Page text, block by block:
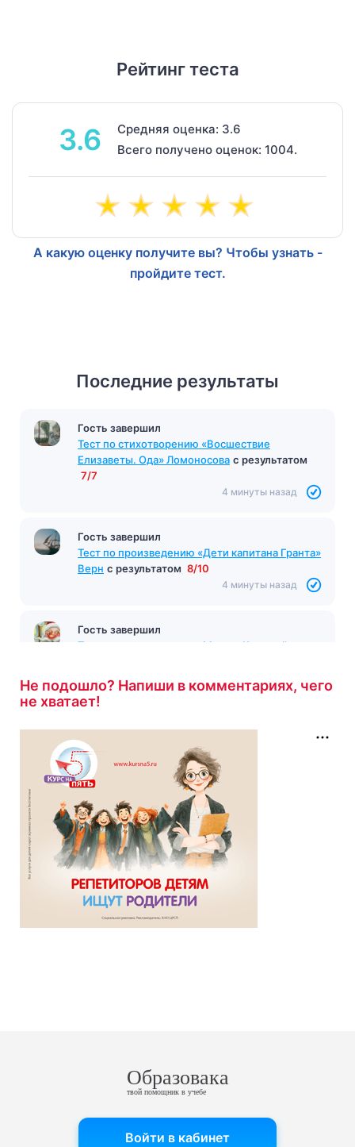
Рейтинг теста
3.6
Средняя оценка: 3.6
Всего получено оценок: 1004.
А какую оценку получите вы? Чтобы узнать -
пройдите тест.
Последние результаты
Гость завершил
Тест по стихотворению «Восшествие
Елизаветы. Ода» Ломоносова с результатом
7/7
4 минуты назад
Гость завершил
Тест по произведению «Дети капитана Гранта»
Верн с результатом 8/10
4 минуты назад
Гость завершил
Тест по произведению «Мороз, Красный нос»
Не подошло? Напиши в комментариях, чего
не хватает!
Образовака
твой помощник в учебе
Войти в кабинет